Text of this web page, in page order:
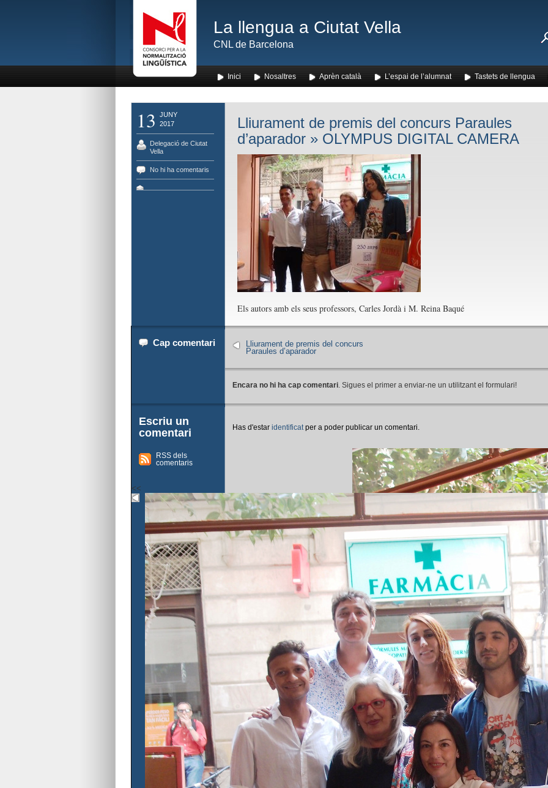
La llengua a Ciutat Vella
CNL de Barcelona
Inici Nosaltres Aprèn català L’espai de l’alumnat Tastets de llengua
13
JUNY
2017
Delegació de Ciutat
Vella
No hi ha comentaris
Lliurament de premis del concurs Paraules
d’aparador» OLYMPUS DIGITAL CAMERA
Els autors amb els seus professors, Carles Jordà i M. Reina Baqué
Cap comentari
Lliurament de premis del concurs
Paraules d’aparador
Encara no hi ha cap comentari. Sigues el primer a enviar-ne un utilitzant el formulari!
Escriu un
comentari
RSS dels
comentaris
Has d'estar identificatper a poder publicar un comentari.
<<